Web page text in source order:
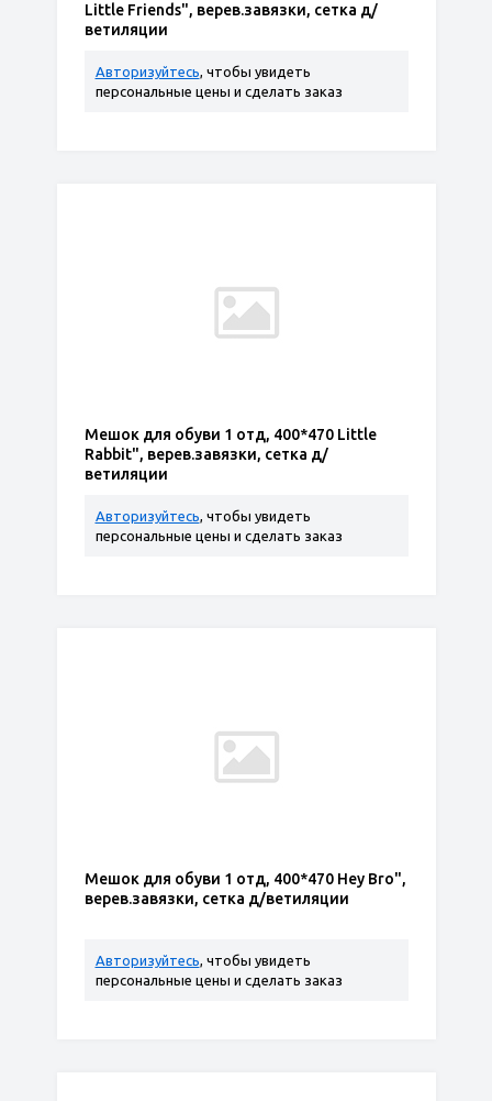
Little Friends", верев.завязки, сетка д/
ветиляции
Авторизуйтесь, чтобы увидеть
персональные цены и сделать заказ
Мешок для обуви 1 отд, 400*470 Little
Rabbit", верев.завязки, сетка д/
ветиляции
Авторизуйтесь, чтобы увидеть
персональные цены и сделать заказ
Мешок для обуви 1 отд, 400*470 Hey Bro",
верев.завязки, сетка д/ветиляции
Авторизуйтесь, чтобы увидеть
персональные цены и сделать заказ